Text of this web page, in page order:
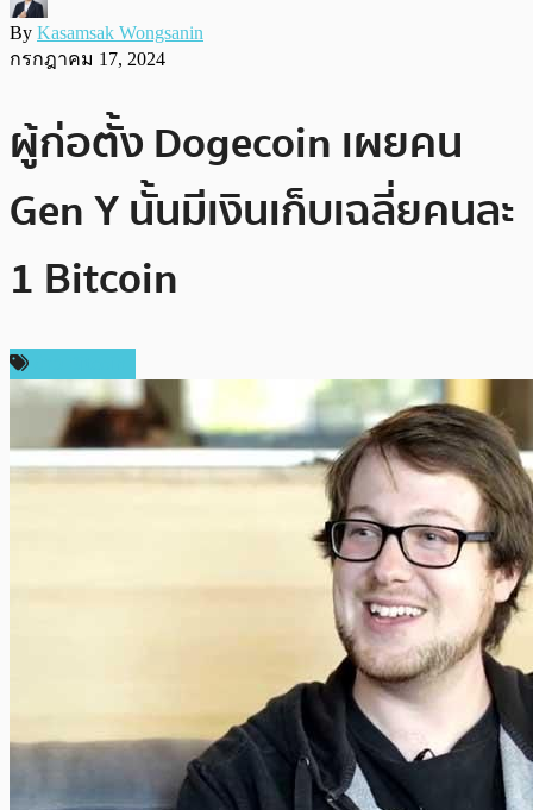
By Kasamsak Wongsanin
กรกฎาคม 17, 2024
ผู้ก่อตั้ง Dogecoin เผยคน
Gen Y นั้นมีเงินเก็บเฉลี่ยคนละ
1 Bitcoin